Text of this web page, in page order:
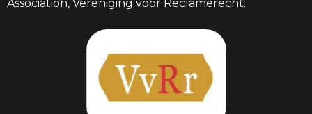
Association, Vereniging voor Reclamerecht.